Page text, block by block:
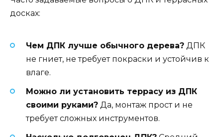
досках:
Чем ДПК лучше обычного дерева? ДПК
не гниет, не требует покраски и устойчив к
влаге.
Можно ли установить террасу из ДПК
своими руками? Да, монтаж прост и не
требует сложных инструментов.